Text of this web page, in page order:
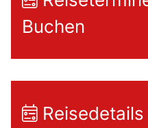
Buchen